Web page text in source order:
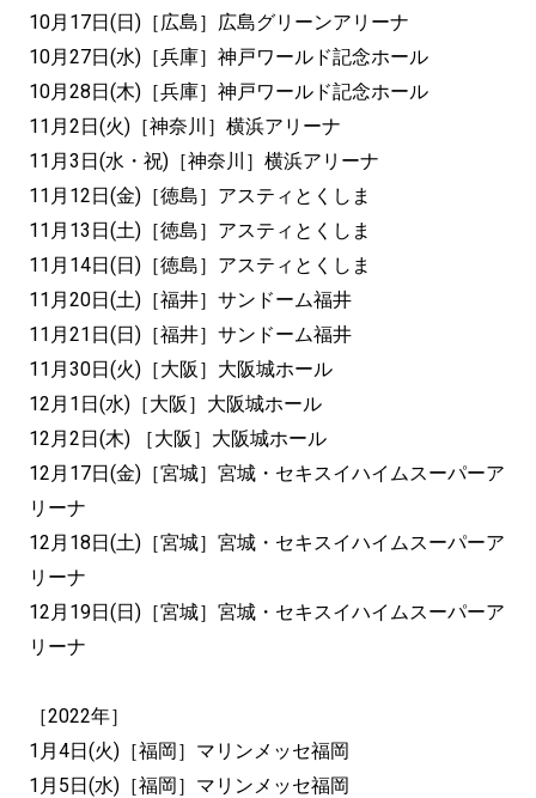
10月17日(日)［広島］広島グリーンアリーナ
10月27日(水)［兵庫］神戸ワールド記念ホール
10月28日(木)［兵庫］神戸ワールド記念ホール
11月2日(火)［神奈川］横浜アリーナ
11月3日(水・祝)［神奈川］横浜アリーナ
11月12日(金)［徳島］アスティとくしま
11月13日(土)［徳島］アスティとくしま
11月14日(日)［徳島］アスティとくしま
11月20日(土)［福井］サンドーム福井
11月21日(日)［福井］サンドーム福井
11月30日(火)［大阪］大阪城ホール
12月1日(水)［大阪］大阪城ホール
12月2日(木) ［大阪］大阪城ホール
12月17日(金)［宮城］宮城・セキスイハイムスーパーア
リーナ
12月18日(土)［宮城］宮城・セキスイハイムスーパーア
リーナ
12月19日(日)［宮城］宮城・セキスイハイムスーパーア
リーナ
［2022年］
1月4日(火)［福岡］マリンメッセ福岡
1月5日(水)［福岡］マリンメッセ福岡